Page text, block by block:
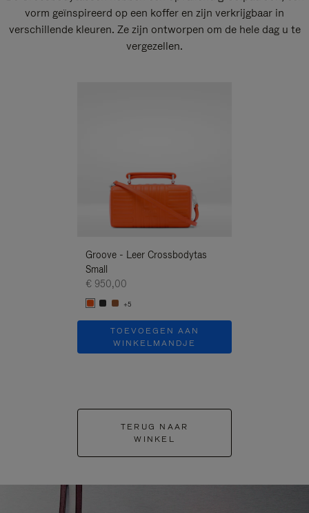
vorm geïnspireerd op een koffer en zijn verkrijgbaar in
verschillende kleuren. Ze zijn ontworpen om de hele dag u te
vergezellen.
Groove - Leer Crossbodytas
Small
€ 950,00
+5
TOEVOEGEN AAN
WINKELMANDJE
TERUG NAAR
WINKEL